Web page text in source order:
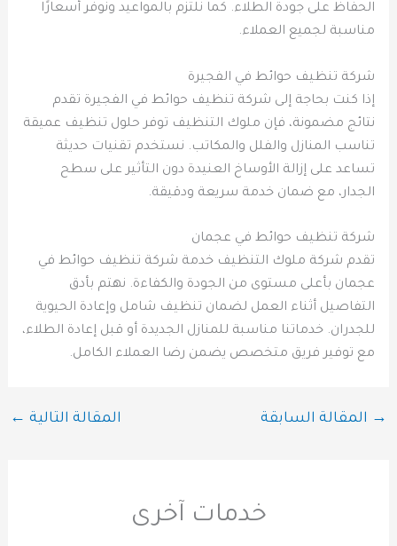
الحفاظ على جودة الطلاء. كما نلتزم بالمواعيد ونوفر أسعارًا
مناسبة لجميع العملاء.
شركة تنظيف حوائط في الفجيرة
إذا كنت بحاجة إلى شركة تنظيف حوائط في الفجيرة تقدم
نتائج مضمونة، فإن ملوك التنظيف توفر حلول تنظيف عميقة
تناسب المنازل والفلل والمكاتب. نستخدم تقنيات حديثة
تساعد على إزالة الأوساخ العنيدة دون التأثير على سطح
الجدار، مع ضمان خدمة سريعة ودقيقة.
شركة تنظيف حوائط في عجمان
تقدم شركة ملوك التنظيف خدمة شركة تنظيف حوائط في
عجمان بأعلى مستوى من الجودة والكفاءة. نهتم بأدق
التفاصيل أثناء العمل لضمان تنظيف شامل وإعادة الحيوية
للجدران. خدماتنا مناسبة للمنازل الجديدة أو قبل إعادة الطلاء،
مع توفير فريق متخصص يضمن رضا العملاء الكامل.
→ المقالة السابقة المقالة التالية ←
خدمات آخرى